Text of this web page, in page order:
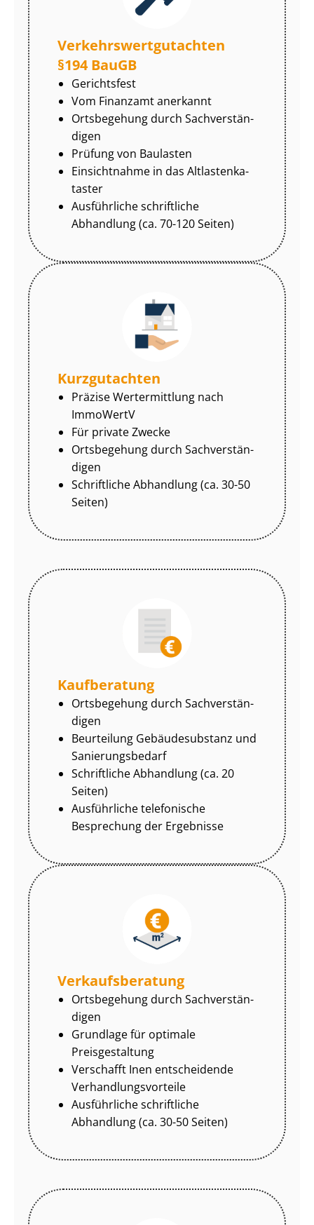
Ver­kehrs­wert­gut­ach­ten
§194 BauGB
Gerichtsfest
Vom Finanzamt anerkannt
Ortsbegehung durch Sach­ver­stän­
di­gen
Prüfung von Baulasten
Einsichtnahme in das Alt­las­ten­ka­
tas­ter
Ausführliche schriftliche
Abhandlung (ca. 70-120 Seiten)
Kurzgutachten
Präzise Wertermittlung nach
ImmoWertV
Für private Zwecke
Ortsbegehung durch Sach­ver­stän­
di­gen
Schriftliche Abhandlung (ca. 30-50
Seiten)
Kaufberatung
Ortsbegehung durch Sach­ver­stän­
di­gen
Beurteilung Gebäudesubstanz und
Sa­nie­rungs­be­darf
Schriftliche Abhandlung (ca. 20
Seiten)
Ausführliche telefonische
Besprechung der Ergebnisse
Ver­kaufs­be­ra­tung
Ortsbegehung durch Sach­ver­stän­
di­gen
Grundlage für optimale
Preisgestaltung
Verschafft Inen entscheidende
Ver­hand­lungs­vor­tei­le
Ausführliche schriftliche
Abhandlung (ca. 30-50 Seiten)